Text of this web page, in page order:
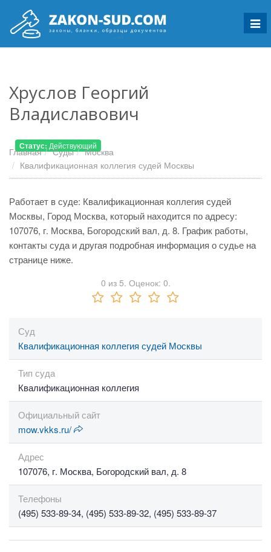
Хруслов Георгий
Владиславович
Статус: Действующий
Главная Суды
Москва
Квалификационная коллегия судей Москвы
Работает в суде: Квалификационная коллегия судей
Москвы, Город Москва, который находится по адресу:
107076, г. Москва, Богородский вал, д. 8. График работы,
контакты суда и другая подробная информация о судье на
странице ниже.
0 из 5. Оценок: 0.
Суд
Квалификационная коллегия судей Москвы
Тип суда
Квалификационная коллегия
Официальный сайт
mow.vkks.ru/
Адрес
107076, г. Москва, Богородский вал, д. 8
Телефоны
(495) 533-89-34, (495) 533-89-32, (495) 533-89-37